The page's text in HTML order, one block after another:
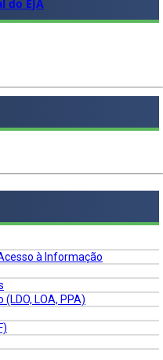
do EJA
à Informação
LOA, PPA)